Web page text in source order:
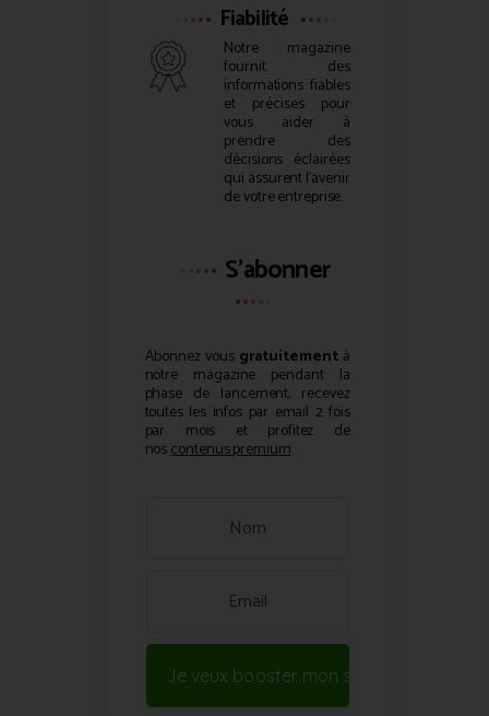
Fiabilité
Notre magazine
fournit des
informations fiables
et précises pour
vous aider à
prendre des
décisions éclairées
qui assurent l’avenir
de votre entreprise.
S'abonner
Abonnez vous gratuitementà
notre magazine pendant la
phase de lancement, recevez
toutes les infos par email 2 fois
par mois et profitez de
noscontenus premium.
Je veux booster mon site !